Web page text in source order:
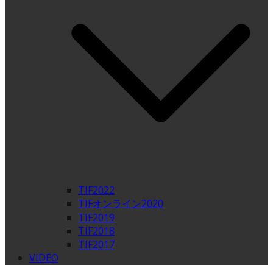
TIF2022
TIFオンライン2020
TIF2019
TIF2018
TIF2017
VIDEO